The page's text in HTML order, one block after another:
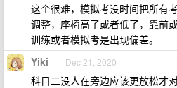
这个很难，模拟考没时间把所有
调整，座椅高了或者低了，靠前
训练或者模拟考是出现偏差。
Yiki Dec 21, 2020
科目二没人在旁边应该更放松才